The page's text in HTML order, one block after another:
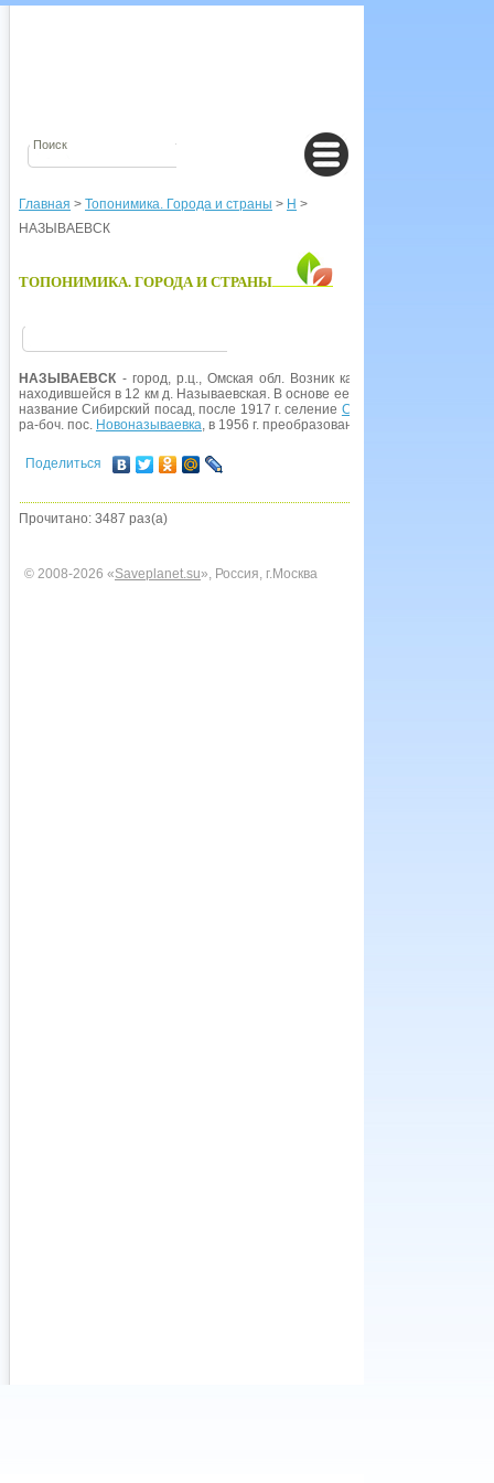
Главная > Топонимика. Города и страны > Н >
НАЗЫВАЕВСК
ТОПОНИМИКА. ГОРОДА И СТРАНЫ
НАЗЫВАЕВСК - город, р.ц., Омская обл. Возник как пос. при ст.
находившейся в 12 км д. Называевская. В основе ее названия фамилия
название Сибирский посад, после 1917 г. селение Сибирское
ра-боч. пос. Новоназываевка, в 1956 г. преобразован в город и
Поделиться
Прочитано: 3487 раз(а)
© 2008-2026 «Saveplanet.su», Россия, г.Москва